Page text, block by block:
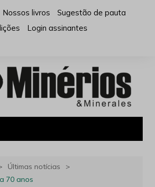
Nossos livros
Sugestão de pauta
Login assinantes
Últimas notícias
70 anos